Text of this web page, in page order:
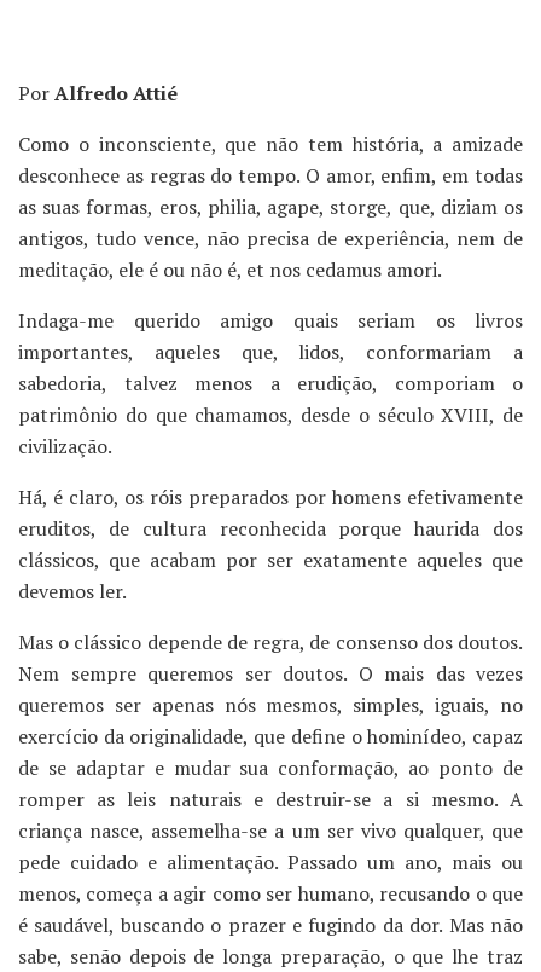
PorAlfredo Attié
Como o inconsciente, que não tem história, a amizade
desconhece as regras do tempo. O amor, enfim, em todas
as suas formas, eros, philia, agape, storge, que, diziam os
antigos, tudo vence, não precisa de experiência, nem de
meditação, ele é ou não é, et nos cedamus amori.
Indaga-me querido amigo quais seriam os livros
importantes, aqueles que, lidos, conformariam a
sabedoria, talvez menos a erudição, comporiam o
patrimônio do que chamamos, desde o século XVIII, de
civilização.
Há, é claro, os róis preparados por homens efetivamente
eruditos, de cultura reconhecida porque haurida dos
clássicos, que acabam por ser exatamente aqueles que
devemos ler.
Mas o clássico depende de regra, de consenso dos doutos.
Nem sempre queremos ser doutos. O mais das vezes
queremos ser apenas nós mesmos, simples, iguais, no
exercício da originalidade, que define o hominídeo, capaz
de se adaptar e mudar sua conformação, ao ponto de
romper as leis naturais e destruir-se a si mesmo. A
criança nasce, assemelha-se a um ser vivo qualquer, que
pede cuidado e alimentação. Passado um ano, mais ou
menos, começa a agir como ser humano, recusando o que
é saudável, buscando o prazer e fugindo da dor. Mas não
sabe, senão depois de longa preparação, o que lhe traz